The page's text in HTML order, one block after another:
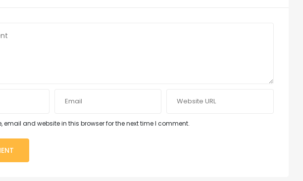
email and website in this browser for the next time I comment.